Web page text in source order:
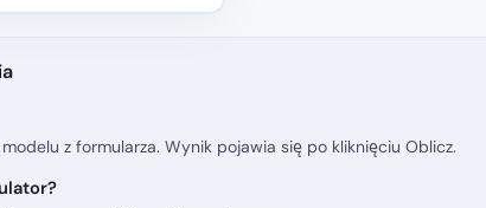
z formularza. Wynik pojawia się po kliknięciu Oblicz.